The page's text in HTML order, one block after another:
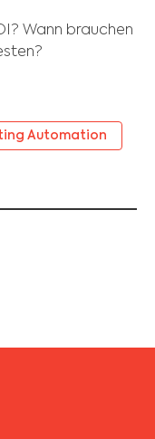
Wann brauchen
Automation